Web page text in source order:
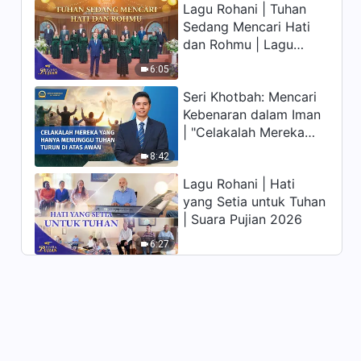
10:43
Firman Tuhan Harian: Tiga
Tahap Pekerjaan | Kutipan 43
9:41
Firman Tuhan Harian: Tiga
Tahap Pekerjaan | Kutipan 44
6:20
Firman Tuhan Harian: Tiga
Tahap Pekerjaan | Kutipan 45
memiliki hidup yang
kekal"?
6:05
Lagu Rohani | Tuhan
Sedang Mencari Hati
dan Rohmu | Lagu
8:42
Seri Khotbah: Mencari
Kebenaran dalam Iman
| "Celakalah Mereka
Awan"
6:27
Lagu Rohani | Hati
yang Setia untuk Tuhan
| Suara Pujian 2026